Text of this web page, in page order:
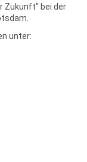
Zukunft" bei der
unter: